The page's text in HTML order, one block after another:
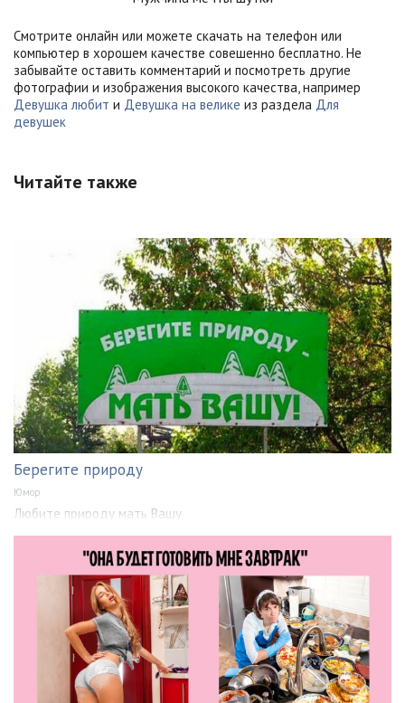
Смотрите онлайн или можете скачать на телефон или
компьютер в хорошем качестве совешенно бесплатно. Не
забывайте оставить комментарий и посмотреть другие
фотографии и изображения высокого качества, например
Девушка любит и Девушка на велике из раздела Для
девушек
Читайте также
Берегите природу
Юмор
Любите природу мать Вашу